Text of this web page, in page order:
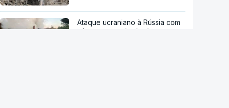
Ataque ucraniano à Rússia com
número recorde de drones